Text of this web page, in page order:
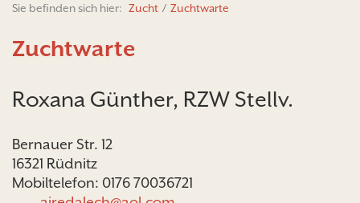
Sie befinden sich hier: Zucht / Zuchtwarte
Zuchtwarte
Roxana Günther, RZW Stellv.
Bernauer Str. 12
16321 Rüdnitz
Mobiltelefon: 0176 70036721